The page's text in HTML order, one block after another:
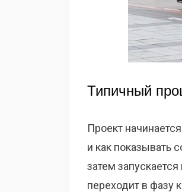
Типичный
Проект
и как показывать
затем
переходит в фазу